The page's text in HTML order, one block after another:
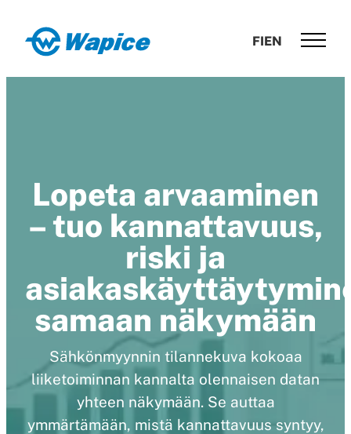
suoraan
sisältöön
Wapice
competence
FIEN
Lopeta arvaaminen
– tuo kannattavuus,
riski ja
samaan näkymään
Sähkönmyynnin tilannekuva kokoaa
liiketoiminnan kannalta olennaisen datan
yhteen näkymään. Se auttaa
ymmärtämään, mistä kannattavuus syntyy,